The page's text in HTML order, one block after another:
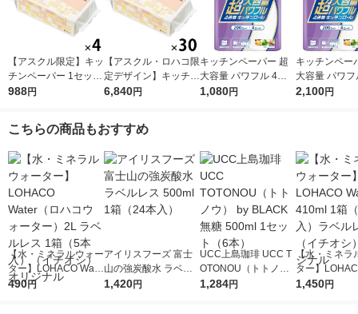
【アスクル限定】キッ
チンペーパー 1セット
（200組×4）スコッテ
タオル 日本製紙クレ
988円
【アスクル・ロハコ限
定デザイン】キッチン
ペーパー スコッティ
ン 200枚×30個 日本
6,840円
キッチンペーパー 超
大容量 パワフル 4倍
巻 キッチンロール 1
1,080円
キッチンペー
大容量 パワ
巻 キッチンロ
2,100円
こちらの商品もおすすめ
【水・ミネラルウォー
ター】LOHACO Wate
r（ロハコウォータ
490円
アイリスフーズ 富士
山の強炭酸水 ラベル
レス 500ml 1箱（24
1,420円
UCC上島珈琲 UCC T
OTONOU（トトノ
ウ） by BLACK無糖 5
1,284円
【水・ミネラ
ター】
r 410ml 1箱（
1,450円